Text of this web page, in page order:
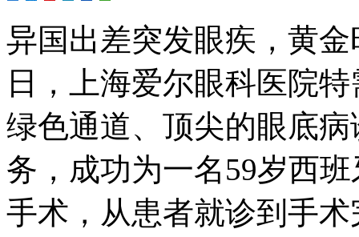
异国出差突发眼疾，黄
日，上海爱尔眼科医院
绿色通道、顶尖的眼底
务，成功为一名59岁西
手术，从患者就诊到手